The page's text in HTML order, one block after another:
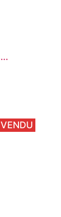
VENDU